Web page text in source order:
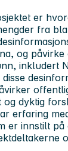
er
fra
og påvirke
inkludert
og dyktig
erfaring
er innstilt